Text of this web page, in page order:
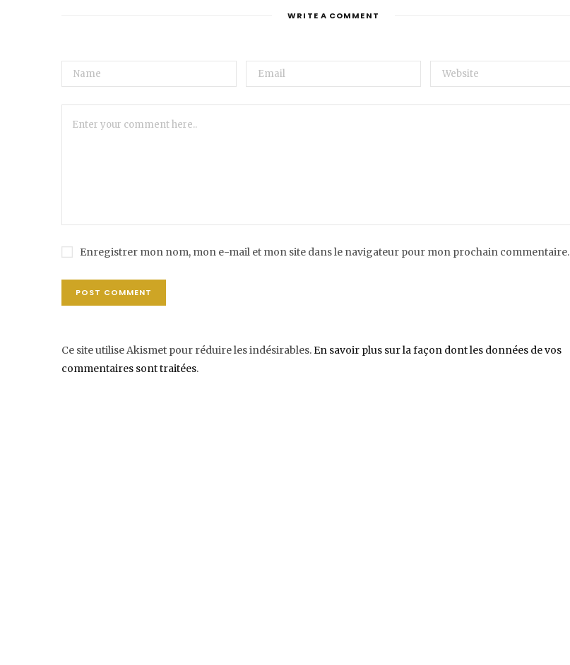
WRITE A COMMENT
Enregistrer mon nom, mon e-mail et mon site dans le navigateur pour mon prochain commentaire.
Ce site utilise Akismet pour réduire les indésirables.En savoir plus sur la façon dont les données de vos
commentaires sont traitées.